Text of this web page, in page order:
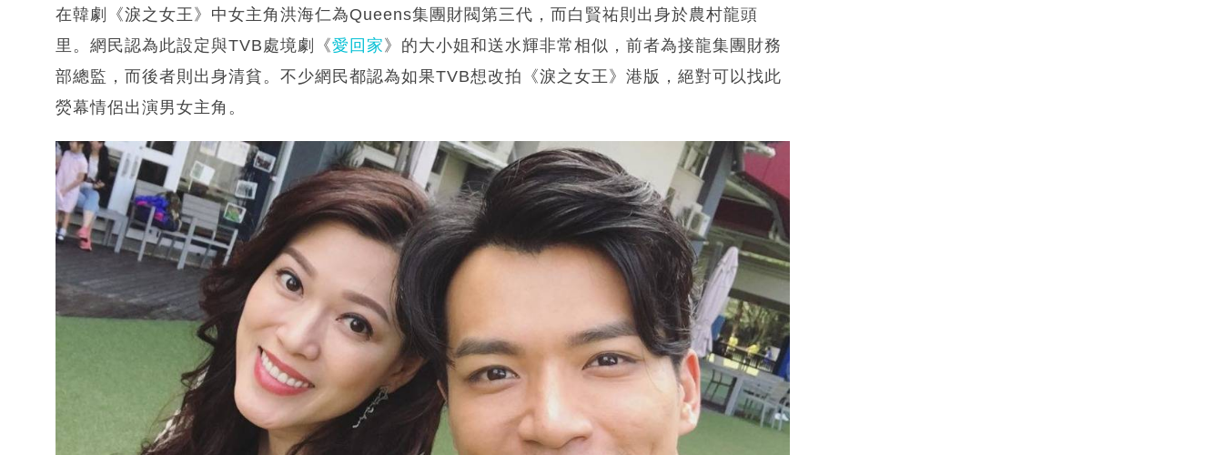
在韓劇《淚之女王》中女主角洪海仁為Queens集團財閥第三代，而白賢祐則出身於農村龍頭
里。網民認為此設定與TVB處境劇《愛回家》的大小姐和送水輝非常相似，前者為接龍集團財務
部總監，而後者則出身清貧。不少網民都認為如果TVB想改拍《淚之女王》港版，絕對可以找此
熒幕情侶出演男女主角。